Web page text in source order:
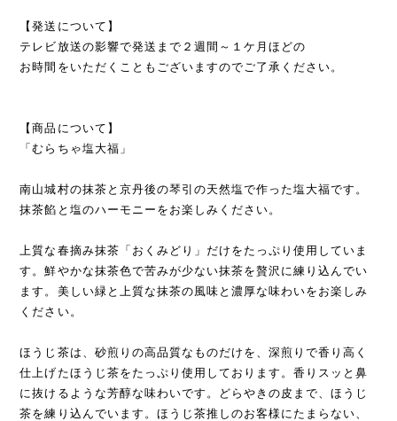
【発送について】
テレビ放送の影響で発送まで２週間～１ケ月ほどの
お時間をいただくこともございますのでご了承ください。
【商品について】
「むらちゃ塩大福」
南山城村の抹茶と京丹後の琴引の天然塩で作った塩大福です。
抹茶餡と塩のハーモニーをお楽しみください。
上質な春摘み抹茶「おくみどり」だけをたっぷり使用していま
す。鮮やかな抹茶色で苦みが少ない抹茶を贅沢に練り込んでい
ます。美しい緑と上質な抹茶の風味と濃厚な味わいをお楽しみ
ください。
ほうじ茶は、砂煎りの高品質なものだけを、深煎りで香り高く
仕上げたほうじ茶をたっぷり使用しております。香りスッと鼻
に抜けるような芳醇な味わいです。どらやきの皮まで、ほうじ
茶を練り込んでいます。ほうじ茶推しのお客様にたまらない、